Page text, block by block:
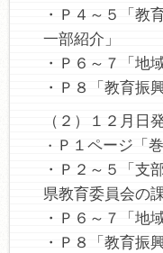
・Ｐ４～５「教
一部紹介」
・Ｐ６～７「 地
・Ｐ８「教育振
（２）１２月日
・ Ｐ１ページ「巻
・Ｐ２～５「支
県教育委員会の
・Ｐ６～７「地
・Ｐ８「教育振